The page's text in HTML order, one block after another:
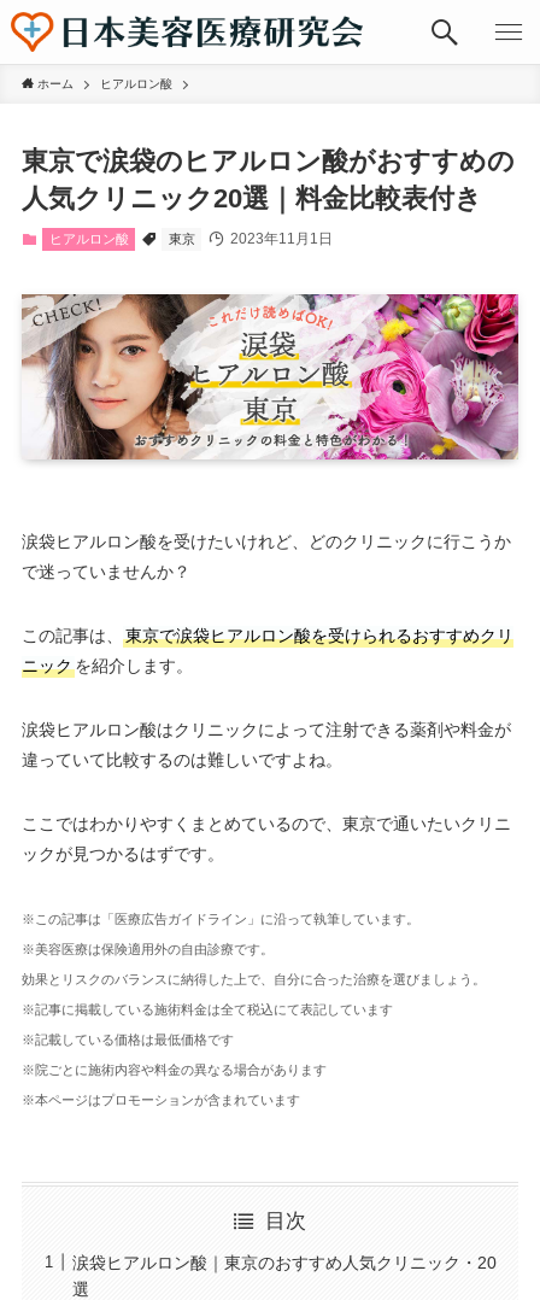
ホーム ヒアルロン酸
東京で涙袋のヒアルロン酸がおすすめの
人気クリニック20選｜料金比較表付き
ヒアルロン酸 東京 2023年11月1日
涙袋ヒアルロン酸を受けたいけれど、どのクリニックに行こうか
で迷っていませんか？
この記事は、
東京で涙袋ヒアルロン酸を受けられるおすすめクリ
ニックを紹介します。
涙袋ヒアルロン酸はクリニックによって注射できる薬剤や料金が
違っていて比較するのは難しいですよね。
ここではわかりやすくまとめているので、東京で通いたいクリニ
ックが見つかるはずです。
※この記事は「医療広告ガイドライン」に沿って執筆しています。
※美容医療は保険適用外の自由診療です。
効果とリスクのバランスに納得した上で、自分に合った治療を選びましょう。
※記事に掲載している施術料金は全て税込にて表記しています
※記載している価格は最低価格です
※院ごとに施術内容や料金の異なる場合があります
※本ページはプロモーションが含まれています
目次
涙袋ヒアルロン酸｜東京のおすすめ人気クリニック・20
選